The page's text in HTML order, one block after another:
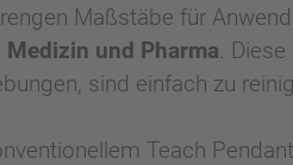
Maßstäbe für
und Pharma.
sind einfach zu
Teach